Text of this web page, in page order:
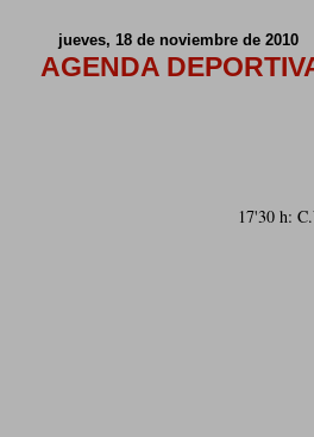
jueves, 18 de noviembre de 2010
AGENDA
17'30 h: